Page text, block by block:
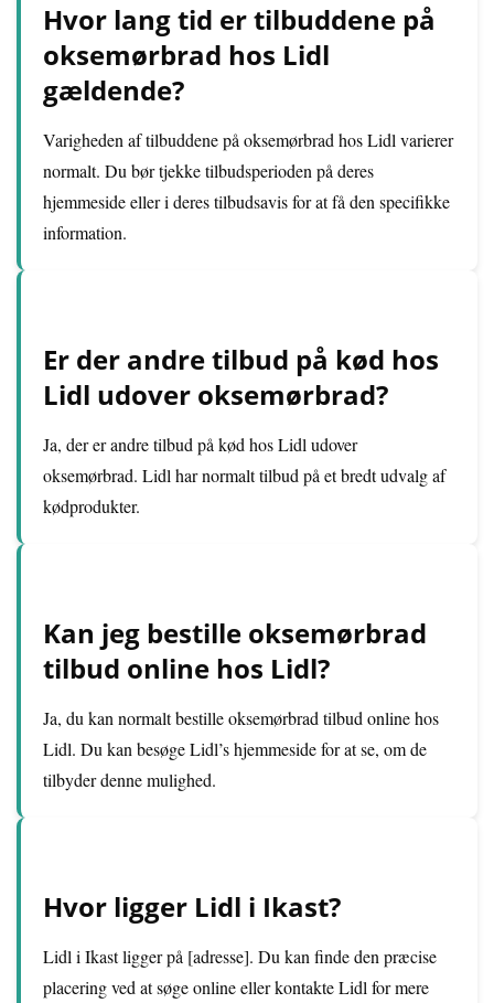
Hvor lang tid er tilbuddene på
oksemørbrad hos Lidl
gældende?
Varigheden af tilbuddene på oksemørbrad hos Lidl varierer
normalt. Du bør tjekke tilbudsperioden på deres
hjemmeside eller i deres tilbudsavis for at få den specifikke
information.
Er der andre tilbud på kød hos
Lidl udover oksemørbrad?
Ja, der er andre tilbud på kød hos Lidl udover
oksemørbrad. Lidl har normalt tilbud på et bredt udvalg af
kødprodukter.
Kan jeg bestille oksemørbrad
tilbud online hos Lidl?
Ja, du kan normalt bestille oksemørbrad tilbud online hos
Lidl. Du kan besøge Lidl’s hjemmeside for at se, om de
tilbyder denne mulighed.
Hvor ligger Lidl i Ikast?
Lidl i Ikast ligger på [adresse]. Du kan finde den præcise
placering ved at søge online eller kontakte Lidl for mere